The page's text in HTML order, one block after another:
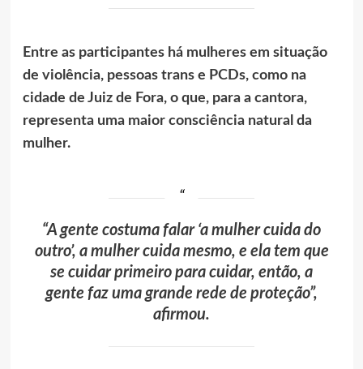
Entre as participantes há mulheres em situação
de violência, pessoas trans e PCDs, como na
cidade de Juiz de Fora, o que, para a cantora,
representa uma maior consciência natural da
mulher.
“A gente costuma falar ‘a mulher cuida do
outro’, a mulher cuida mesmo, e ela tem que
se cuidar primeiro para cuidar, então, a
gente faz uma grande rede de proteção”,
afirmou.